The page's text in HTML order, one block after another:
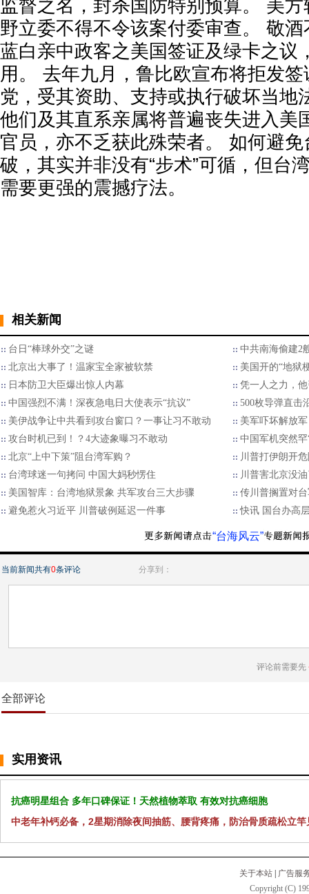
监督之名，封杀国防特别预算。 美
野立委不得不令该案付委审查。 敬
蓝白亲中政客之美国签证及绿卡之议
用。 去年九月，鲁比欧宣布将拒发
党，受其资助、支持或执行破坏当地
他们及其直系亲属将普遍丧失进入美
官员，亦不乏获此殊荣者。 如何避
破，其实并非没有“步术”可循，但台
需要更强的震撼疗法。
相关新闻
台日“棒球外交”之谜
中共南海偷建2
北京出大事了！温家宝全家被软禁
美国开的“地狱
日本防卫大臣爆出惊人内幕
凭一人之力，
中国强烈不满！深夜急电日大使表示“抗议”
500枚导弹直击
美伊战争让中共看到攻台窗口？一事让习不敢动
美军吓坏解放
攻台时机已到！？4大迹象曝习不敢动
中国军机突然
北京“上中下策”阻台湾军购？
川普打伊朗开
台湾球迷一句拷问 中国大妈秒愣住
川普害北京没
美国智库：台湾地狱景象 共军攻台三大步骤
传川普搁置对
避免惹火习近平 川普破例延迟一件事
快讯 国台办高
“台海风云”
当前新闻共有0条评论 分享到：
评论前需要先
全部评论
实用资讯
抗癌明星组合 多年口碑保证！天然植物萃取 有效对抗癌细胞
中老年补钙必备，2星期消除夜间抽筋、腰背疼痛，防治骨质疏松立竿
关于本站
广告服
Copyright (C)